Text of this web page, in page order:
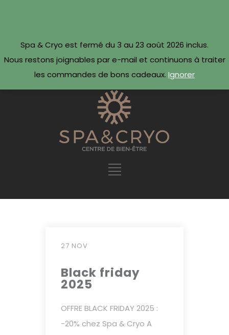
Réserver maintenant ·
27 NOV
Black friday
2025
OFFRE BLACK FRIDAY 2025 :
-20% chez Spa & Cryo A
Spa & Cryo est fermé du 3 au 23 août 2026 inclus.
Nous restons joignables par e-mail et continuons à traiter
les commandes de bons cadeaux. Ignorer